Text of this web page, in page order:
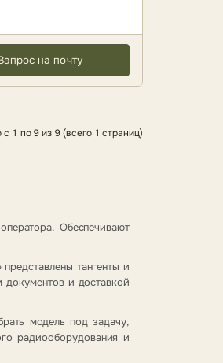
на почту
с 1 по 9 из 9 (всего 1 страниц)
Обеспечивают
тангенты и
и доставкой
модель под задачу,
радиооборудования и